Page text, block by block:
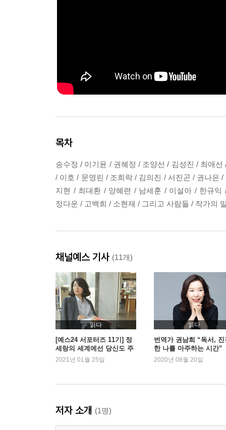
목차
송수정 / 이기윤 / 권혜정 / 조양선 / 김성진 / 최애
/ 이호 / 문영린 / 조희락 / 김의진 / 서진곤 / 권나은
지현 / 최대환 / 양혜련 / 남세훈 / 이설아 / 한규
정다운 / 고백희 / 소현재 / 그리고 사람들 / 작가의
채널예스 기사 (11개)
읽다
[예스24 서포터즈 11기] 정
세랑의 세계에선 당신도 주
인공! 그가 그리는 일상 판
2021년 01월 25일
읽다
번역가 권남희 “독서, 진
한 나를 마주하는 시간”
2020년 08월 20일
저자 소개 (1명)